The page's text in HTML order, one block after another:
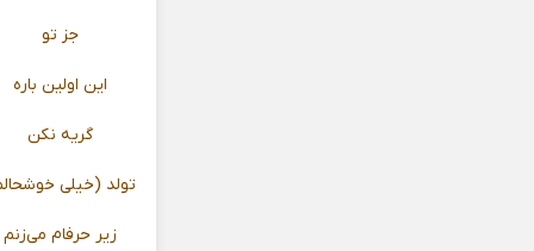
جز تو
این اولین باره
گریه نکن
تولد (خیلی
زیر حرفام می‌زنم